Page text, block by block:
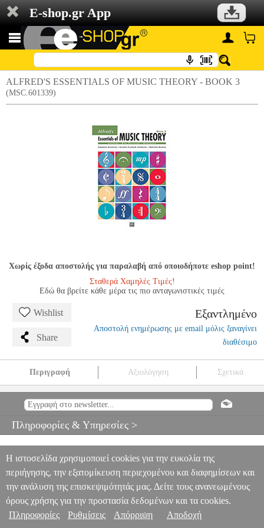
E-shop.gr App
ALFRED'S ESSENTIALS OF MUSIC THEORY - BOOK 3
(MSC.601339)
Χωρίς έξοδα αποστολής για παραλαβή από οποιοδήποτε eshop point!
Σταθερά Χαμηλές Τιμές!
Εδώ θα βρείτε κάθε μέρα τις πιο ανταγωνιστικές τιμές
Wishlist
Share
Εξαντλημένο
Αποστολή ενημέρωσης με email μόλις ξαναγίνει
διαθέσιμο
Περιγραφή Αξιολόγηση Σχετικά
MSC.601339 MSC.601339ALFRED
ΜΟΥΣΙΚΑ ΒΙΒΛΙΑ
BOOK 3
Πληροφορίες & Υπηρεσίες >
Η ιστοσελίδα χρησιμοποιεί cookies για την ευκολία της
περιήγησης, την εξατομίκευση περιεχομένου και διαφημίσεων και
την ανάλυση της επισκεψιμότητάς μας. Δείτε τους ανανεωμένους
όρους χρήσης για την προστασία δεδομένων και τα cookies.
Πληροφορίες
Ρυθμίσεις Απόρριψη Αποδοχή